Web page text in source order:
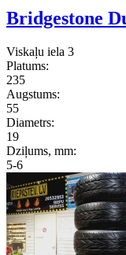
Bridgestone
Viskaļu iela 3
Platums:
235
Augstums:
55
Diametrs:
19
Dziļums, mm:
5-6